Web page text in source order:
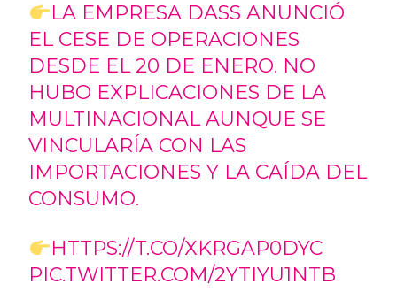
LA EMPRESA DASS ANUNCIÓ
EL CESE DE OPERACIONES
DESDE EL 20 DE ENERO. NO
HUBO EXPLICACIONES DE LA
MULTINACIONAL AUNQUE SE
VINCULARÍA CON LAS
IMPORTACIONES Y LA CAÍDA DEL
CONSUMO.
HTTPS://T.CO/XKRGAP0DYC
PIC.TWITTER.COM/2YTIYU1NTB